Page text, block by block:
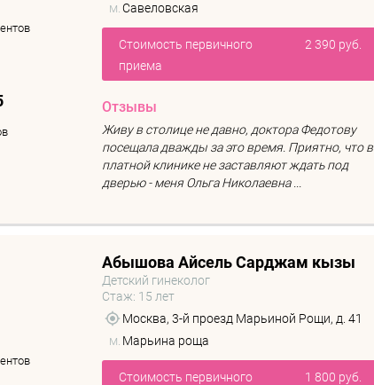
м. Савеловская
Стоимость первичного
приема
2 390 руб.
Отзывы
Живу в столице не давно, доктора Федотову
посещала дважды за это время. Приятно, что в
платной клинике не заставляют ждать под
дверью - меня Ольга Николаевна ...
Абышова Айсель Сарджам кызы
Детский гинеколог
Стаж: 15 лет
Москва, 3-й проезд Марьиной Рощи, д. 41
м. Марьина роща
Стоимость первичного
1 800 руб.